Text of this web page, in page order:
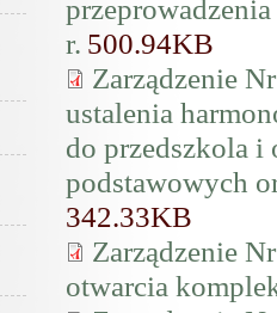
r. 500.94KB
Zarządzenie
ustalenia
do przedszkola i
podstawowych
342.33KB
Zarządzenie
otwarcia